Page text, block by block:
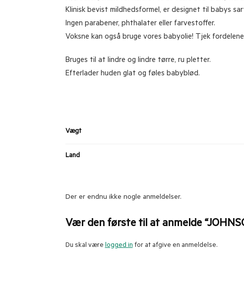
Klinisk bevist mildhedsformel, er designet til babys
Ingen parabener, phthalater eller farvestoffer.
Voksne kan også bruge vores babyolie! Tjek
Bruges til at lindre og lindre tørre, ru pletter.
Efterlader huden glat og føles babyblød.
Vægt
Land
Der er endnu ikke nogle anmeldelser.
Vær den første til at anmelde
Du skal være logged in for at afgive en anmeldelse.